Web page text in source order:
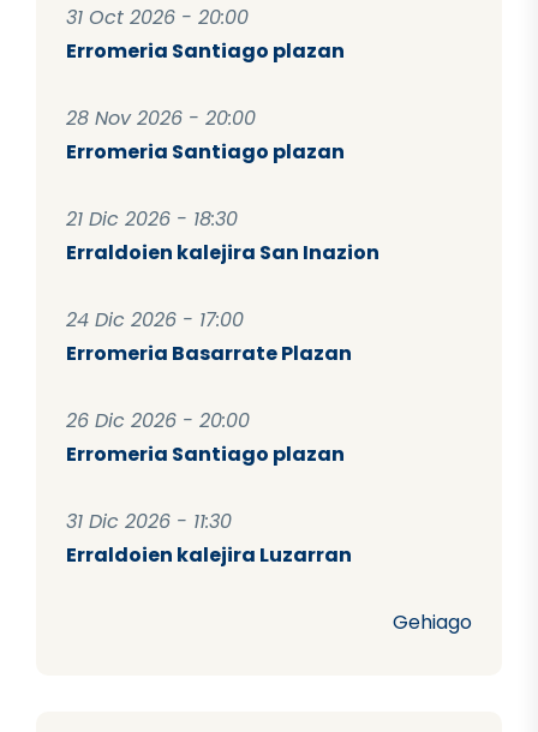
31 Oct 2026 - 20:00
Erromeria Santiago plazan
28 Nov 2026 - 20:00
Erromeria Santiago plazan
21 Dic 2026 - 18:30
Erraldoien kalejira San Inazion
24 Dic 2026 - 17:00
Erromeria Basarrate Plazan
26 Dic 2026 - 20:00
Erromeria Santiago plazan
31 Dic 2026 - 11:30
Erraldoien kalejira Luzarran
Gehiago